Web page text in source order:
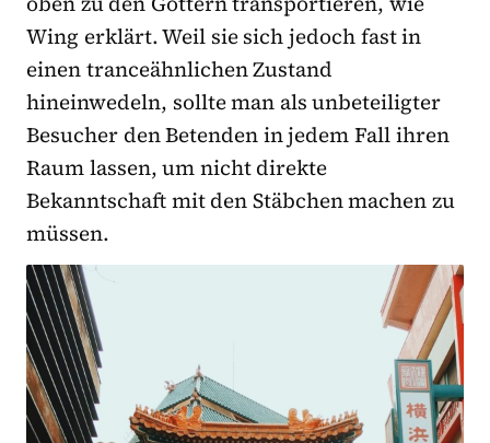
Wing erklärt. Weil sie sich jedoch fast in
einen tranceähnlichen Zustand
hineinwedeln, sollte man als unbeteiligter
Besucher den Betenden in jedem Fall ihren
Raum lassen, um nicht direkte
Bekanntschaft mit den Stäbchen machen zu
müssen.